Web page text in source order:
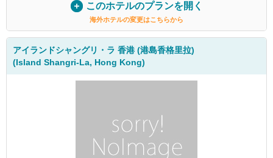
このホテルのプランを開く
海外ホテルの変更はこちらから
アイランドシャングリ・ラ 香港 (港島香格里拉)
(Island Shangri-La, Hong Kong)